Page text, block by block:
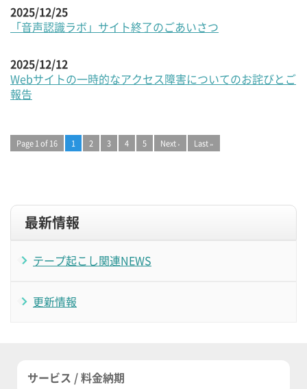
2025/12/25
「音声認識ラボ」サイト終了のごあいさつ
2025/12/12
Webサイトの一時的なアクセス障害についてのお詫びとご
報告
Page 1 of 16 1 2 3 4 5 Next › Last »
最新情報
テープ起こし関連NEWS
更新情報
サービス / 料金納期